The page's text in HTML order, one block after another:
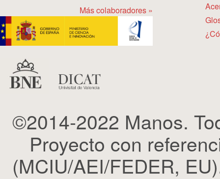
Más colaboradores »
©2014-2022 Manos.
Proyecto con
(MCIU/AEI/FEDER,